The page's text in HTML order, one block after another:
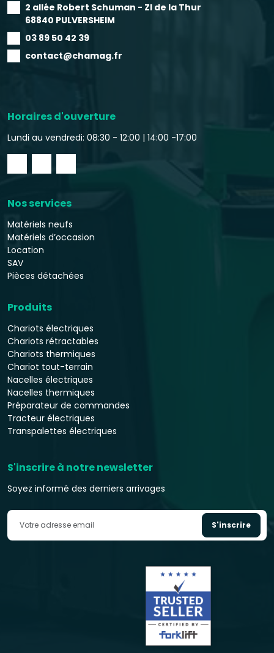
2 allée Robert Schuman - ZI de la Thur
68840 PULVERSHEIM
03 89 50 42 39
contact@chamag.fr
Horaires d'ouverture
Lundi au vendredi: 08:30 - 12:00 | 14:00 -17:00
Nos services
Matériels neufs
Matériels d’occasion
Location
SAV
Pièces détachées
Produits
Chariots électriques
Chariots rétractables
Chariots thermiques
Chariot tout-terrain
Nacelles électriques
Nacelles thermiques
Préparateur de commandes
Tracteur électriques
Transpalettes électriques
S'inscrire à notre newsletter
Soyez informé des derniers arrivages
S'inscrire